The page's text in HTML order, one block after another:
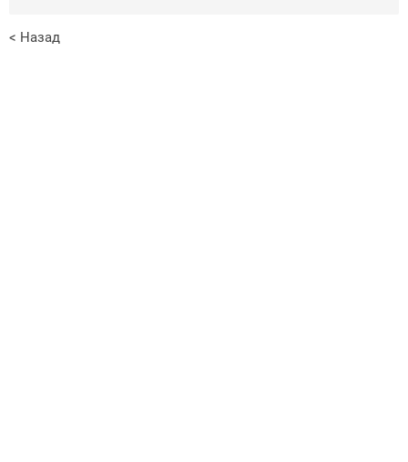
< Назад